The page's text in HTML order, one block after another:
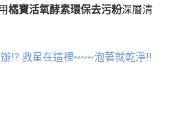
橘寶活氧酵素環保去污粉深層清
!? 救星在這裡~~~泡著就乾淨‼️